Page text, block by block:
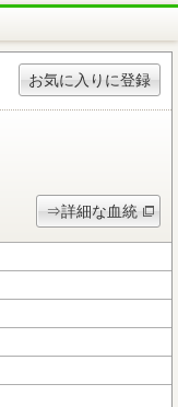
お気に入りに登録
⇒詳細な血統